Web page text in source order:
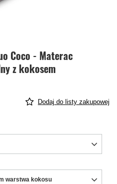
Coco - Materac
z kokosem
Dodaj do listy zakupowej
warstwa kokosu